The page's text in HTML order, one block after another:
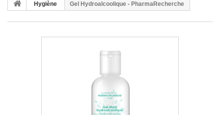
Hygiène Gel Hydroalcoolique - PharmaRecherche